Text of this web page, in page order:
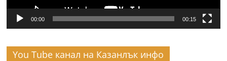
00:00 00:15
You Tube канал на Казанлък инфо